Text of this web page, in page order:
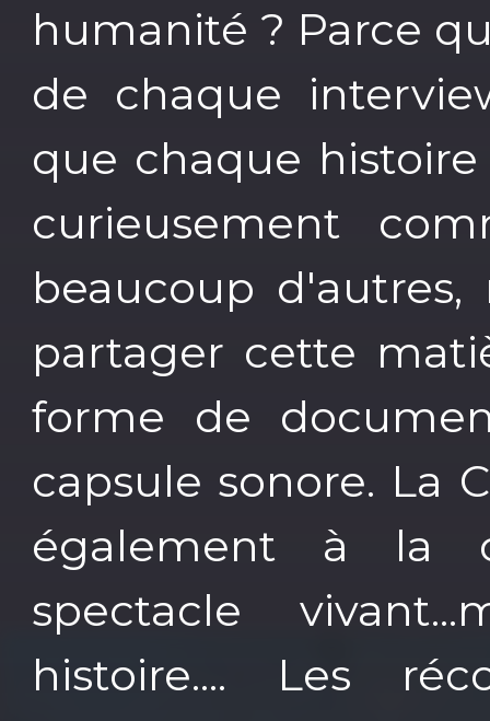
humanité ? Parce
de chaque
que chaque
curieusement
beaucoup
partager cette
forme de
capsule sonore. La
également à la
spectacle
histoire.... Les